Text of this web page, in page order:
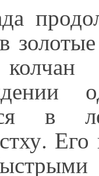
в
Его